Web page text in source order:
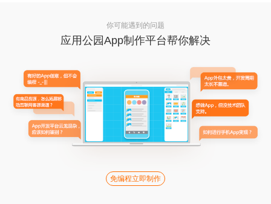
你可能遇到的问题
应用公园App制作平台帮你解决
免编程立即制作